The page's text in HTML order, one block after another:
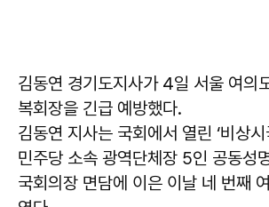
김동연 경기도지사가 4일 서울 여의
복회장을 긴급 예방했다.
김동연 지사는 국회에서 열린 ‘비상
민주당 소속 광역단체장 5인 공동성
국회의장 면담에 이은 이날 네 번째